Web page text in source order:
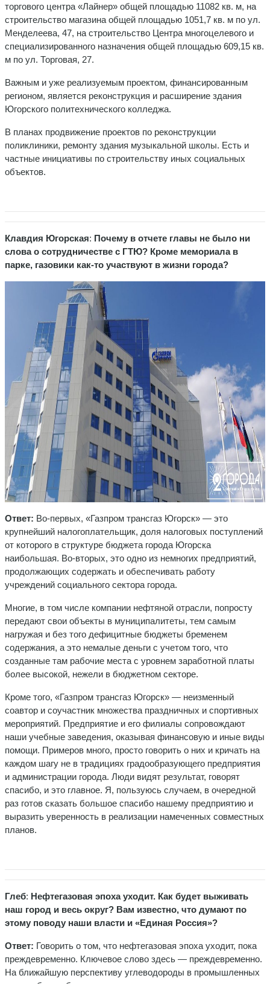
торгового центра «Лайнер» общей площадью 11082 кв. м, на
строительство магазина общей площадью 1051,7 кв. м по ул.
Менделеева, 47, на строительство Центра многоцелевого и
специализированного назначения общей площадью 609,15 кв.
м по ул. Торговая, 27.
Важным и уже реализуемым проектом, финансированным
регионом, является реконструкция и расширение здания
Югорского политехнического колледжа.
В планах продвижение проектов по реконструкции
поликлиники, ремонту здания музыкальной школы. Есть и
частные инициативы по строительству иных социальных
объектов.
Клавдия Югорская: Почему в отчете главы не было ни
слова о сотрудничестве с ГТЮ? Кроме мемориала в
парке, газовики как-то участвуют в жизни города?
Ответ: Во-первых, «Газпром трансгаз Югорск» — это
крупнейший налогоплательщик, доля налоговых поступлений
от которого в структуре бюджета города Югорска
наибольшая. Во-вторых, это одно из немногих предприятий,
продолжающих содержать и обеспечивать работу
учреждений социального сектора города.
Многие, в том числе компании нефтяной отрасли, попросту
передают свои объекты в муниципалитеты, тем самым
нагружая и без того дефицитные бюджеты бременем
содержания, а это немалые деньги с учетом того, что
созданные там рабочие места с уровнем заработной платы
более высокой, нежели в бюджетном секторе.
Кроме того, «Газпром трансгаз Югорск» — неизменный
соавтор и соучастник множества праздничных и спортивных
мероприятий. Предприятие и его филиалы сопровождают
наши учебные заведения, оказывая финансовую и иные виды
помощи. Примеров много, просто говорить о них и кричать на
каждом шагу не в традициях градообразующего предприятия
и администрации города. Люди видят результат, говорят
спасибо, и это главное. Я, пользуюсь случаем, в очередной
раз готов сказать большое спасибо нашему предприятию и
выразить уверенность в реализации намеченных совместных
планов.
Глеб: Нефтегазовая эпоха уходит. Как будет выживать
наш город и весь округ? Вам известно, что думают по
этому поводу наши власти и «Единая Россия»?
Ответ: Говорить о том, что нефтегазовая эпоха уходит, пока
преждевременно. Ключевое слово здесь — преждевременно.
На ближайшую перспективу углеводороды в промышленных